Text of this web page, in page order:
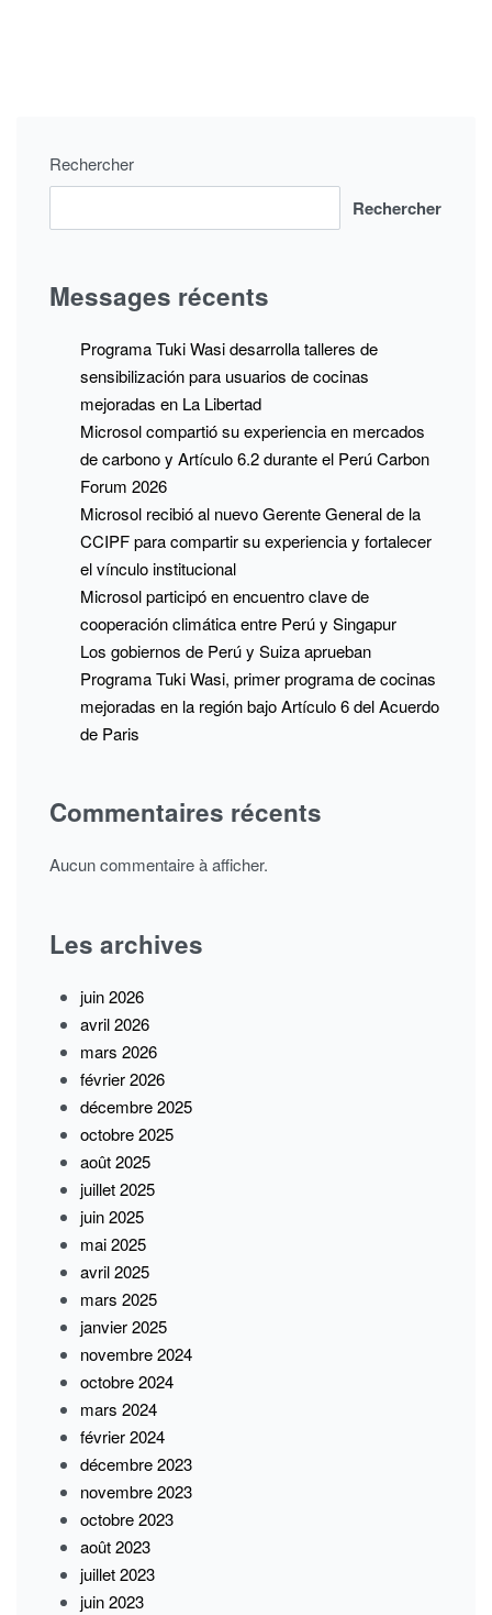
Rechercher
Rechercher
Messages récents
Programa Tuki Wasi desarrolla talleres de
sensibilización para usuarios de cocinas
mejoradas en La Libertad
Microsol compartió su experiencia en mercados
de carbono y Artículo 6.2 durante el Perú Carbon
Forum 2026
Microsol recibió al nuevo Gerente General de la
CCIPF para compartir su experiencia y fortalecer
el vínculo institucional
Microsol participó en encuentro clave de
cooperación climática entre Perú y Singapur
Los gobiernos de Perú y Suiza aprueban
Programa Tuki Wasi, primer programa de cocinas
mejoradas en la región bajo Artículo 6 del Acuerdo
de Paris
Commentaires récents
Aucun commentaire à afficher.
Les archives
juin 2026
avril 2026
mars 2026
février 2026
décembre 2025
octobre 2025
août 2025
juillet 2025
juin 2025
mai 2025
avril 2025
mars 2025
janvier 2025
novembre 2024
octobre 2024
mars 2024
février 2024
décembre 2023
novembre 2023
octobre 2023
août 2023
juillet 2023
juin 2023